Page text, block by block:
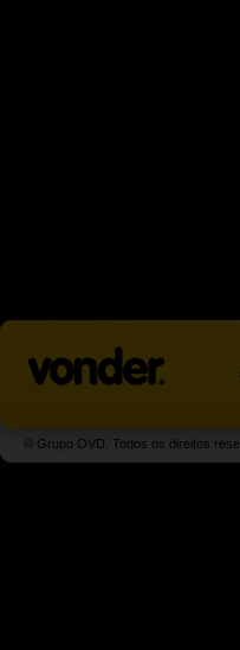
© Grupo OVD. Todos os direitos